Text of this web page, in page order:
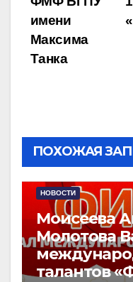
имени
Максима
Танка
ПОХОЖАЯ
НОВОСТИ
Моисеева
Молотова
талантов